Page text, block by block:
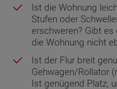
Ist die Wohnung
Stufen oder
erschweren? Gibt es
die Wohnung nicht
Ist der Flur breit
Gehwagen/Rollator
Ist genügend Platz,